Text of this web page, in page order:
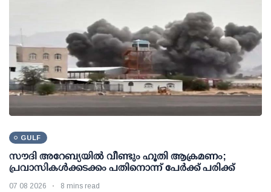
GULF
സൗദി അറേബ്യയില്‍ വീണ്ടും ഹൂതി ആക്രമണം;
പ്രവാസികള്‍ക്കടക്കം പതിനൊന്ന് പേര്‍ക്ക് പരിക്ക്
07 08 2026 8 mins read